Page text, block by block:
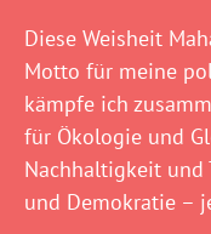
Diese Weisheit
Motto für meine
kämpfe ich
für Ökologie und
Nachhaltigkeit und
und Demokratie –